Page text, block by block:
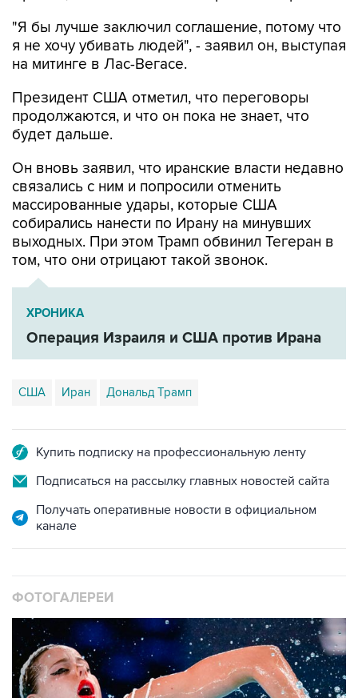
на митинге в Лас-Вегасе.
Президент США отметил, что переговоры
будет дальше.
Он вновь заявил, что иранские власти недавно
массированные удары, которые США
собирались нанести по Ирану на минувших
выходных. При этом Трамп обвинил Тегеран в
том, что они отрицают такой звонок.
ХРОНИКА
Операция Израиля и США против Ирана
США Иран Дональд Трамп
Подписаться на рассылку главных новостей сайта
Получать оперативные новости в официальном
канале